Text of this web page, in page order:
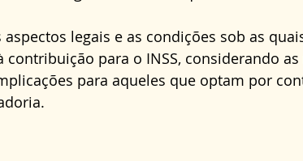
Direito da Saúde condo
legais e as condições sob as
para o INSS, considerando as
para aqueles que optam por